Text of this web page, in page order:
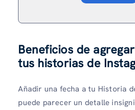
Beneficios de
tus historias de
Añadir una fecha a tu Historia
puede parecer un detalle